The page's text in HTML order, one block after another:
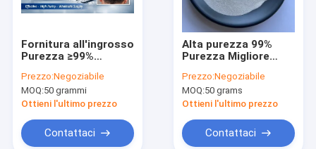
Fornitura all'ingrosso
Purezza ≥99%
Minoxidil Ingrediente
per la perdita dei
capelli
Prezzo:Negoziabile
MOQ:50 grammi
Ottieni l'ultimo prezzo
Contattaci
Alta purezza 99%
Purezza Migliore
CAS 38304-91-5
Prezzo:Negoziabile
MOQ:50 grams
Ottieni l'ultimo prezzo
Contattaci